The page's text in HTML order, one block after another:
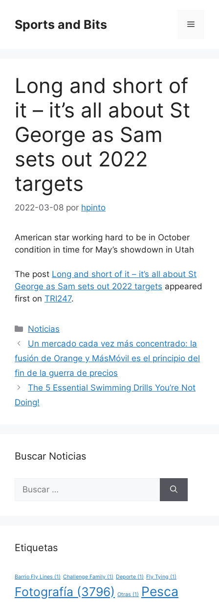
contenido
Sports and Bits Menú
Long and short of
it – it’s all about St
George as Sam
sets out 2022
targets
2022-03-08 por hpinto
American star working hard to be in October
condition in time for May’s showdown in Utah
The post Long and short of it – it’s all about St
George as Sam sets out 2022 targets appeared
first on TRI247.
Categorías
Noticias
Un mercado cada vez más concentrado: la
fusión de Orange y MásMóvil es el principio del
fin de la guerra de precios
The 5 Essential Swimming Drills You’re Not
Doing!
Buscar Noticias
Buscar:
Etiquetas
Barrio Fly Lines (1) Challenge Family (1) Deporte (1) Fly Tying (1)
Fotografía (3796) Otras (1)
Pesca